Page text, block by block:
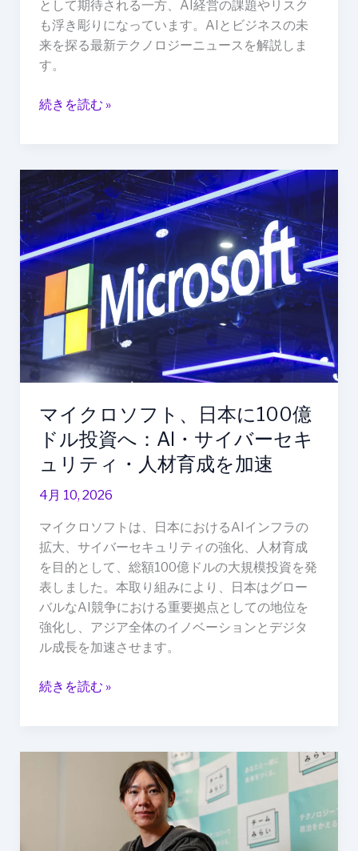
として期待される一方、AI経営の課題やリスク
も浮き彫りになっています。AIとビジネスの未
来を探る最新テクノロジーニュースを解説しま
す。
前
線
続きを読む »
マイクロソフト、日本に100億
ドル投資へ：AI・サイバーセキ
ュリティ・人材育成を加速
4月 10, 2026
マイクロソフトは、日本におけるAIインフラの
拡大、サイバーセキュリティの強化、人材育成
を目的として、総額100億ドルの大規模投資を発
表しました。本取り組みにより、日本はグロー
バルなAI競争における重要拠点としての地位を
強化し、アジア全体のイノベーションとデジタ
ル成長を加速させます。
マ
イ
ク
ロ
ソ
フ
ト、
日
本
に
100
ド
ル
投
へ：
AI・
サ
イ
バ
ー
セ
キ
リ
続きを読む »